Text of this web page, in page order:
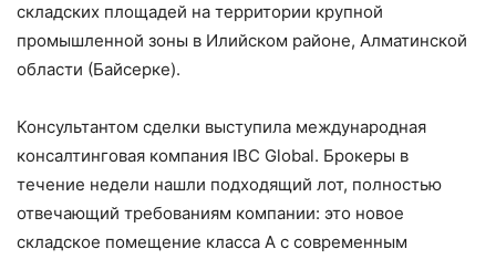
складских площадей на территории крупной
промышленной зоны в Илийском районе, Алматинской
области (Байсерке).
Консультантом сделки выступила международная
консалтинговая компания IBC Global. Брокеры в
течение недели нашли подходящий лот, полностью
отвечающий требованиям компании: это новое
складское помещение класса А с современным